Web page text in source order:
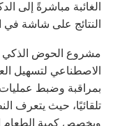
الغائبة مباشرةً إلى
النتائج على شاشة في
مشروع الحوض الذكي
الاصطناعي لتسهيل
بمراقبة وضبط عمليات
تلقائيًا، حيث يتعرف
ويخصص كمية الطعام